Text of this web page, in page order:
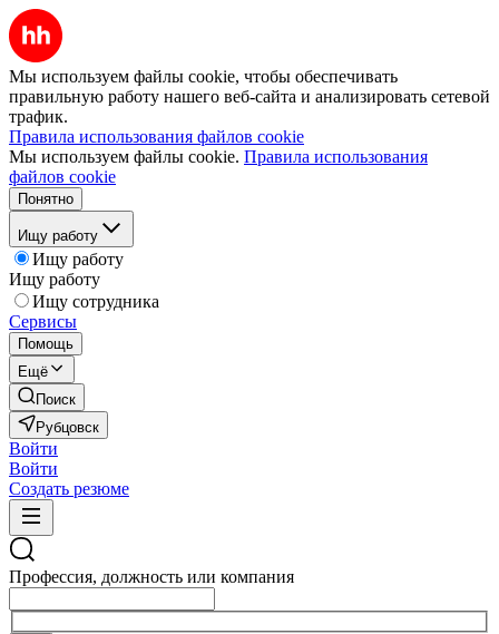
Мы используем файлы cookie, чтобы обеспечивать
правильную работу нашего веб-сайта и анализировать сетевой
трафик.
Правила использования файлов cookie
Мы используем файлы cookie. Правила использования
файлов cookie
Понятно
Ищу работу
Ищу работу
Ищу работу
Ищу сотрудника
Сервисы
Помощь
Ещё
Поиск
Рубцовск
Войти
Войти
Создать резюме
Профессия, должность или компания